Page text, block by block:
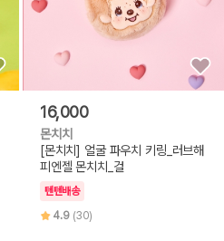
16,000
몬치치
[몬치치] 얼굴 파우치 키링_러브해
피엔젤 몬치치_걸
텐텐배송
4.9 (30)